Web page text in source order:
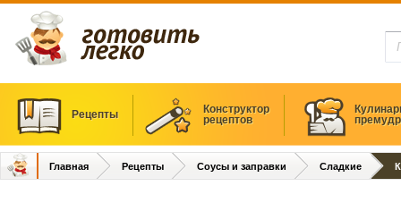
Рецепты
Конструктор
рецептов
Главная Рецепты Соусы и заправки Сладкие